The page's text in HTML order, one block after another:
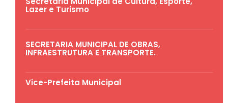
Lazer e Turismo
SECRETARIA MUNICIPAL DE OBRAS,
INFRAESTRUTURA E TRANSPORTE.
Vice-Prefeita Municipal